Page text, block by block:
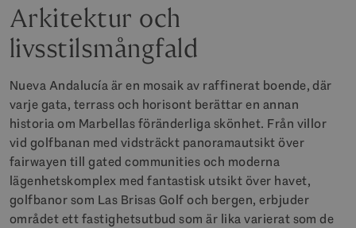
Arkitektur och
livsstilsmångfald
Nueva Andalucía är en mosaik av raffinerat boende, där
varje gata, terrass och horisont berättar en annan
historia om Marbellas föränderliga skönhet. Från villor
vid golfbanan med vidsträckt panoramautsikt över
fairwayen till gated communities och moderna
lägenhetskomplex med fantastisk utsikt över havet,
golfbanor som Las Brisas Golf och bergen, erbjuder
området ett fastighetsutbud som är lika varierat som de